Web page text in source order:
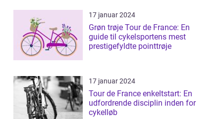
17 januar 2024
Grøn trøje Tour de France: En
guide til cykelsportens mest
prestigefyldte pointtrøje
17 januar 2024
Tour de France enkeltstart: En
udfordrende disciplin inden for
cykelløb